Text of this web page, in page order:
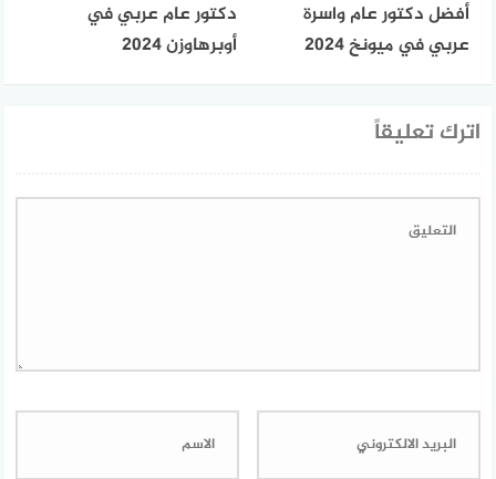
أفضل دكتور عام واسرة
عربي في ميونخ 2024
دكتور عام عربي في
أوبرهاوزن 2024
اترك تعليقاً